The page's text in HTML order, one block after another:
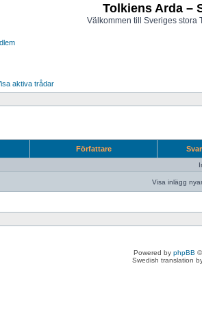
Tolkiens Arda –
Välkommen till Sveriges stora
aktiva trådar
Författare
Visa inlägg
Powered by phpBB
Swedish translation